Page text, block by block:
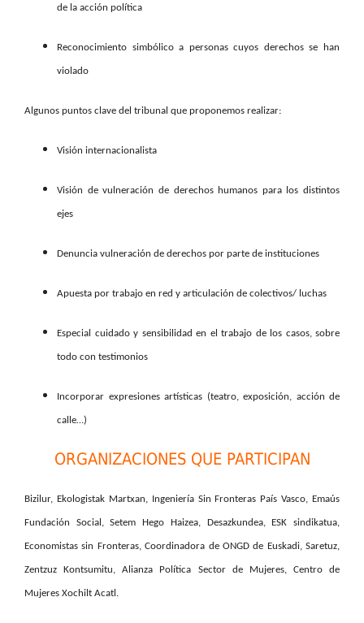
de la acción política
Reconocimiento simbólico a personas cuyos derechos se han
violado
Algunos puntos clave del tribunal que proponemos realizar:
Visión internacionalista
Visión de vulneración de derechos humanos para los distintos
ejes
Denuncia vulneración de derechos por parte de instituciones
Apuesta por trabajo en red y articulación de colectivos/ luchas
Especial cuidado y sensibilidad en el trabajo de los casos, sobre
todo con testimonios
Incorporar expresiones artísticas (teatro, exposición, acción de
calle…)
ORGANIZACIONES QUE PARTICIPAN
Bizilur, Ekologistak Martxan, Ingeniería Sin Fronteras País Vasco, Emaús
Fundación Social, Setem Hego Haizea, Desazkundea, ESK sindikatua,
Economistas sin Fronteras, Coordinadora de ONGD de Euskadi, Saretuz,
Zentzuz Kontsumitu, Alianza Política Sector de Mujeres, Centro de
Mujeres Xochilt Acatl.